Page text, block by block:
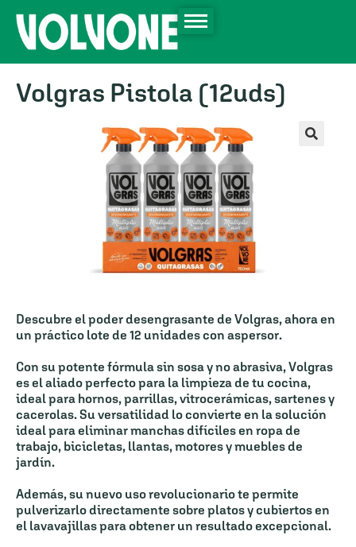
Volgras Pistola (12uds)
Descubre el poder desengrasante de Volgras, ahora en
un práctico lote de 12 unidades con aspersor.
Con su potente fórmula sin sosa y no abrasiva, Volgras
es el aliado perfecto para la limpieza de tu cocina,
ideal para hornos, parrillas, vitrocerámicas, sartenes y
cacerolas. Su versatilidad lo convierte en la solución
ideal para eliminar manchas difíciles en ropa de
trabajo, bicicletas, llantas, motores y muebles de
jardín.
Además, su nuevo uso revolucionariote permite
pulverizarlo directamente sobre platos y cubiertos en
el lavavajillas para obtener un resultado excepcional.